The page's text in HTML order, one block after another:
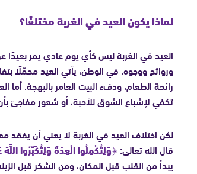
لماذا يكون العيد في الغربة مختلفًا؟
العيد في الغربة ليس كأي يوم عادي يمر
وروائح ووجوه. في الوطن، يأتي العيد محمّلًا
رائحة الطعام، ودفء البيت العامر بالبهجة.
تكفي لإشباع الشوق للأحبة، أو شعور مفاجئ
لكن اختلاف العيد في الغربة لا يعني أن
قال الله تعالى:﴿وَلِتُكْمِلُوا الْعِدَّةَ وَلِتُكَبِّرُوا
يبدأ من القلب قبل المكان، ومن الشكر قبل